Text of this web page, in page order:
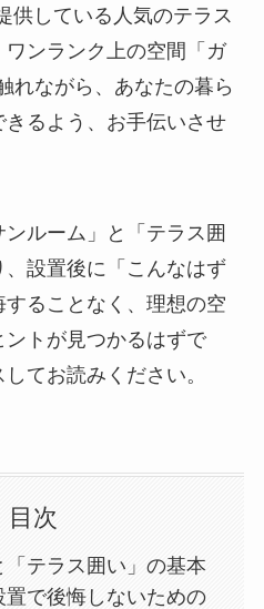
供している人気のテラス
ンランク上の空間「ガ
れながら、あなたの暮ら
きるよう、お手伝いさせ
ルーム」と「テラス囲
設置後に「こんなはず
ることなく、理想の空
トが見つかるはずで
てお読みください。
目次
「テラス囲い」の基本
で後悔しないための